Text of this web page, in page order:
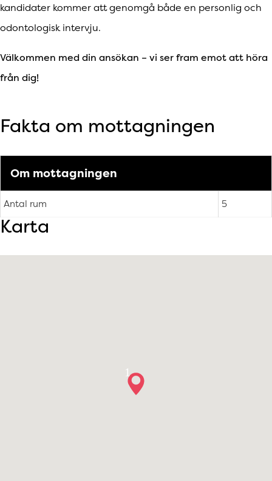
kandidater kommer att genomgå både en personlig och
odontologisk intervju.
Välkommen med din ansökan – vi ser fram emot att höra
från dig!
Fakta om mottagningen
Om mottagningen
Antal rum 5
Karta
1